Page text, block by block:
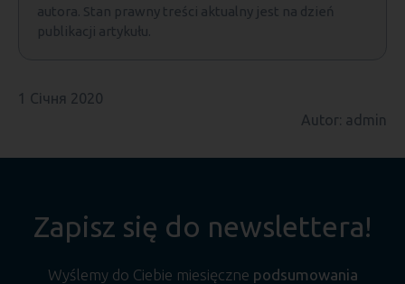
autora. Stan prawny treści aktualny jest na dzień
publikacji artykułu.
1 Січня 2020
Autor: admin
Zapisz się do newslettera!
Wyślemy do Ciebie miesięczne podsumowania